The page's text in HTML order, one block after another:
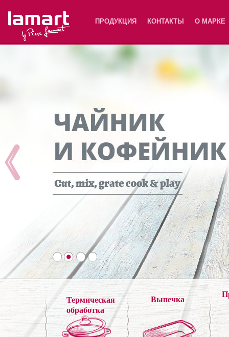
Lamart ПРОДУКЦИЯ КОНТАКТЫ О МАРКЕ
Выпечка
Термическая
обработка